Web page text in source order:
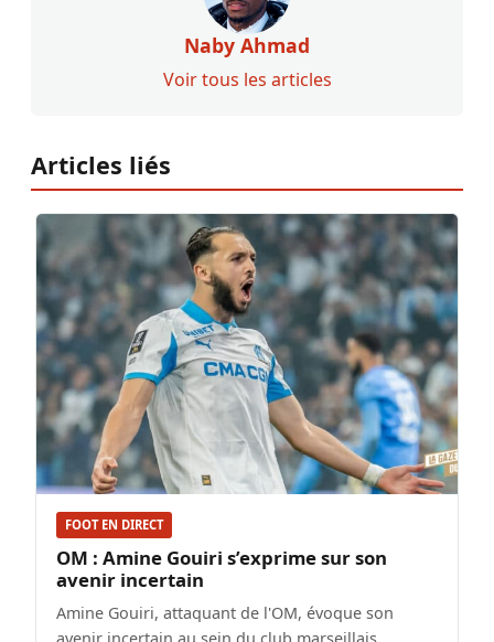
Naby Ahmad
Voir tous les articles
Articles liés
FOOT EN DIRECT
OM : Amine Gouiri s’exprime sur son
avenir incertain
Amine Gouiri, attaquant de l'OM, évoque son
avenir incertain au sein du club marseillais.